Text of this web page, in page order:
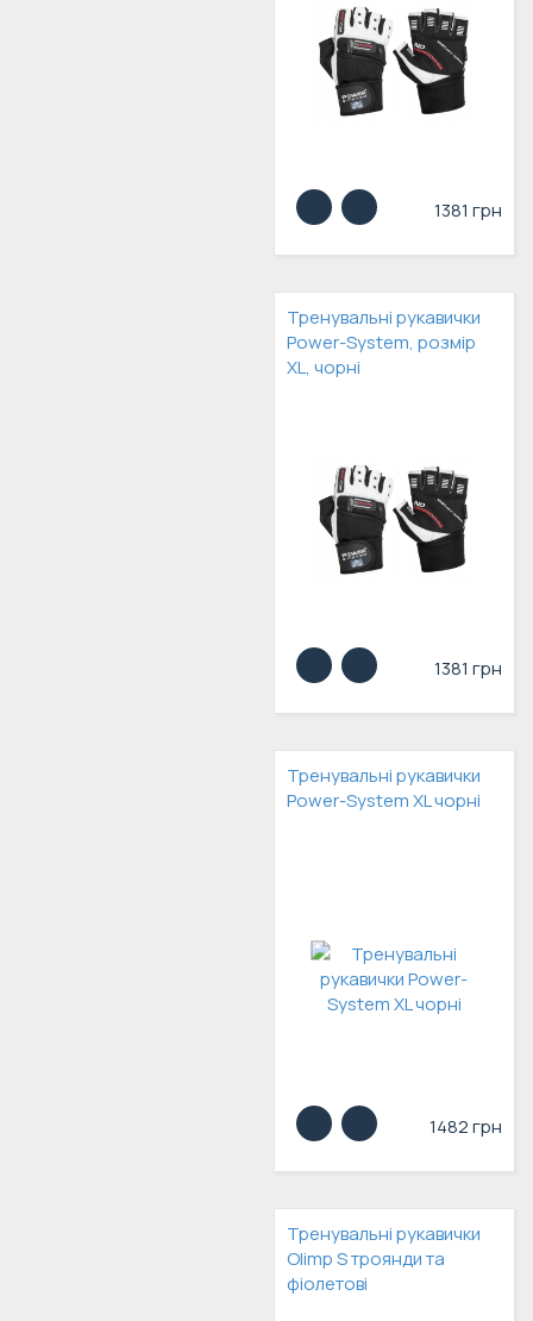
1381 грн
Тренувальні рукавички
Power-System, розмір
XL, чорні
1381 грн
Тренувальні рукавички
Power-System XL чорні
1482 грн
Тренувальні рукавички
Olimp S троянди та
фіолетові